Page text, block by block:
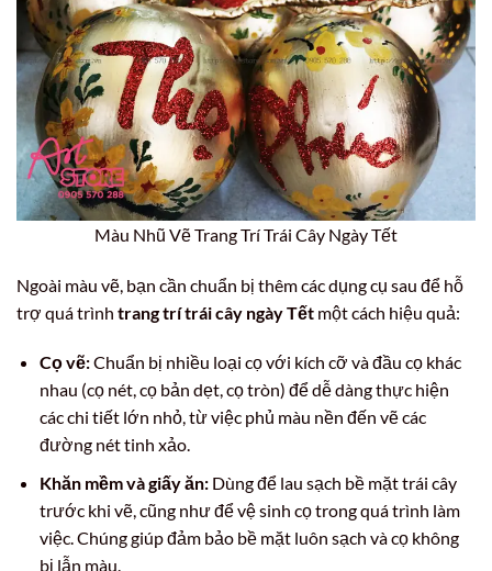
Màu Nhũ Vẽ Trang Trí Trái Cây Ngày Tết
Ngoài màu vẽ, bạn cần chuẩn bị thêm các dụng cụ sau để hỗ
trợ quá trình trang trí trái cây ngày Tết một cách hiệu quả:
Cọ vẽ:Chuẩn bị nhiều loại cọ với kích cỡ và đầu cọ khác
nhau (cọ nét, cọ bản dẹt, cọ tròn) để dễ dàng thực hiện
các chi tiết lớn nhỏ, từ việc phủ màu nền đến vẽ các
đường nét tinh xảo.
Khăn mềm và giấy ăn:Dùng để lau sạch bề mặt trái cây
trước khi vẽ, cũng như để vệ sinh cọ trong quá trình làm
việc. Chúng giúp đảm bảo bề mặt luôn sạch và cọ không
bị lẫn màu.